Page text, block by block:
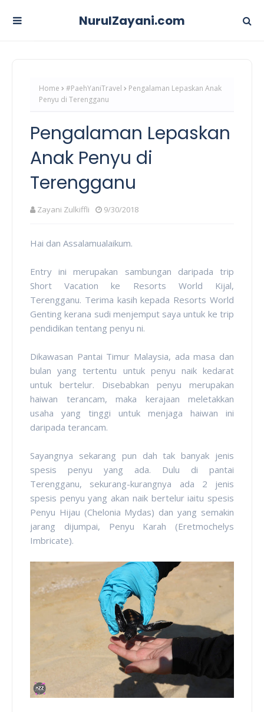
NurulZayani.com
Home #PaehYaniTravel
Pengalaman Lepaskan Anak
Penyu di Terengganu
Pengalaman Lepaskan
Anak Penyu di
Terengganu
Zayani Zulkiffli 9/30/2018
Hai dan Assalamualaikum.
Entry ini merupakan sambungan daripada trip
Short Vacation ke Resorts World Kijal,
Terengganu. Terima kasih kepada Resorts World
Genting kerana sudi menjemput saya untuk ke trip
pendidikan tentang penyu ni.
Dikawasan Pantai Timur Malaysia, ada masa dan
bulan yang tertentu untuk penyu naik kedarat
untuk bertelur. Disebabkan penyu merupakan
haiwan terancam, maka kerajaan meletakkan
usaha yang tinggi untuk menjaga haiwan ini
daripada terancam.
Sayangnya sekarang pun dah tak banyak jenis
spesis penyu yang ada. Dulu di pantai
Terengganu, sekurang-kurangnya ada 2 jenis
spesis penyu yang akan naik bertelur iaitu spesis
Penyu Hijau (Chelonia Mydas) dan yang semakin
jarang dijumpai, Penyu Karah (Eretmochelys
Imbricate).